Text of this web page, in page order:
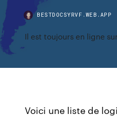
BESTDOCSYRVF.WEB.APP
Il est toujours en ligne
Voici une liste de